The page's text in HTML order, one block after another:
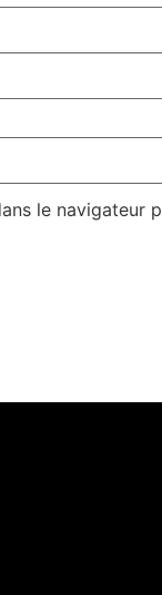
le navigateur